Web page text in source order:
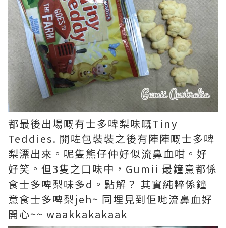
都最後出場嘅有士多啤梨味嘅Tiny
Teddies. 開咗包裝裝之後有陣陣嘅士多啤
梨漂出來。呢隻熊仔仲好似流鼻血咁。好
好笑。但3隻之口味中，Gumii 最鐘意都係
食士多啤梨味多d。點解？ 其實純粹係鐘
意食士多啤梨jeh~ 同埋見到佢哋流鼻血好
開心~~ waakkakakaak